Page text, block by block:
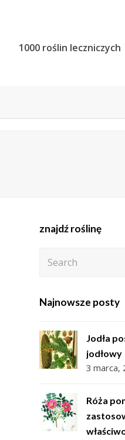
1000 roślin leczniczych
znajdź roślinę
Najnowsze posty
Jodła
jodłowy
3 marca,
Róża